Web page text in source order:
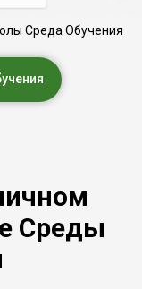
Среда Обучения
Среды